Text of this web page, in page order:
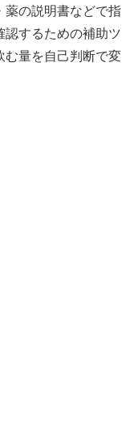
薬の説明書などで指
するための補助ツ
む量を自己判断で変